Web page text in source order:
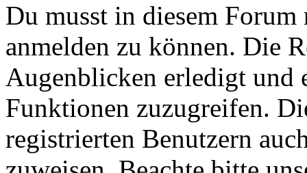
Du musst in diesem
anmelden zu können. Die
Augenblicken erledigt und
Funktionen zuzugreifen.
registrierten Benutzern